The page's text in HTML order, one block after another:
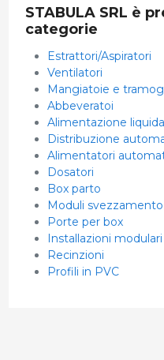
STABULA SRL è
categorie
Estrattori/Aspiratori
Ventilatori
Mangiatoie e
Abbeveratoi
Alimentazione liquida
Distribuzione
Alimentatori
Dosatori
Box parto
Moduli
Porte per box
Installazioni modulari
Recinzioni
Profili in PVC